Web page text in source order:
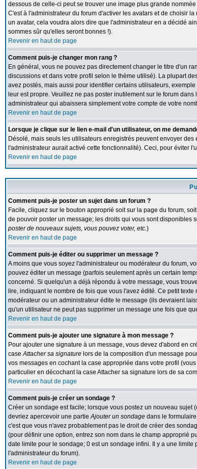
dessous de celle-ci peut se trouver une image plus grande
C'est à l'administrateur du forum d'activer les avatars et de choisir
un avatar, cela voudra alors dire que l'administrateur en a décidé
sommes sûr qu'elles seront bonnes !).
Revenir en haut de page
Comment puis-je changer mon rang ?
En général, vous ne pouvez pas directement changer le titre d'un
discussions et dans votre profil selon le thème utilisé). La plupart
avez postés, mais aussi pour identifier certains utilisateurs,
leur est propre. Veuillez ne pas poster inutilement sur le forum
administrateur qui abaissera simplement votre compte de votre
Revenir en haut de page
Lorsque je clique sur le lien e-mail d'un utilisateur, on me
Désolé, mais seuls les utilisateurs enregistrés peuvent envoyer
l'administrateur aurait activé cette fonctionnalité). Ceci, pour éviter
Revenir en haut de page
Comment puis-je poster un sujet dans un forum ?
Facile, cliquez sur le bouton approprié soit sur la page du forum,
de pouvoir poster un message; les droits qui vous sont disponibles
poster de nouveaux sujets, vous pouvez voter, etc.)
Revenir en haut de page
Comment puis-je éditer ou supprimer un message ?
A moins que vous soyez l'administrateur ou modérateur du forum,
pouvez éditer un message (parfois seulement après un certain
concerné. Si quelqu'un a déjà répondu à votre message, vous
lire, indiquant le nombre de fois que vous l'avez édité. Ce petit
modérateur ou un administrateur édite le message (ils devraient
qu'un utilisateur ne peut pas supprimer un message une fois que
Revenir en haut de page
Comment puis-je ajouter une signature à mon message ?
Pour ajouter une signature à un message, vous devez d'abord en
caseAttacher sa signature lors de la composition d'un message
vos messages en cochant la case appropriée dans votre profil
particulier en décochant la case Attacher sa signature lors de sa
Revenir en haut de page
Comment puis-je créer un sondage ?
Créer un sondage est facile; lorsque vous postez un nouveau
devriez apercevoir une partieAjouter un sondage dans le
c'est que vous n'avez probablement pas le droit de créer des
(pour définir une option, entrez son nom dans le champ approprié
date limite pour le sondage; 0 est un sondage infini. Il y a une
l'administrateur du forum).
Revenir en haut de page